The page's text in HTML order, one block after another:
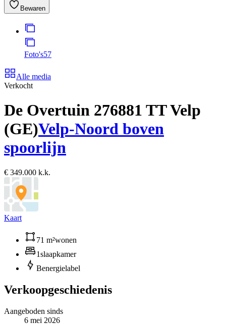
Bewaren
Foto's57
Alle media
Verkocht
De Overtuin 276881 TT Velp
(GE)Velp-Noord boven
spoorlijn
€ 349.000 k.k.
Kaart
71 m²wonen
1slaapkamer
Benergielabel
Verkoopgeschiedenis
Aangeboden sinds
6 mei 2026